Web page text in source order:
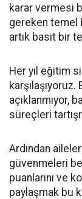
karar vermesi
gereken temel
artık basit bir
Her yıl eğitim
karşılaşıyoruz.
açıklanmıyor,
süreçleri
Ardından
güvenmeleri
puanlarını ve
paylaşmak bu